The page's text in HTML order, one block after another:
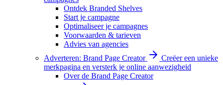
Ontdek Branded Shelves
Start je campagne
Optimaliseer je campagnes
Voorwaarden & tarieven
Advies van agencies
Adverteren: Brand Page Creator
Creëer een unieke
merkpagina en versterk je online aanwezigheid
Over de Brand Page Creator